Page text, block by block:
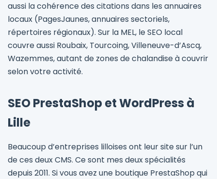
aussi la cohérence des citations dans les annuaires
locaux (PagesJaunes, annuaires sectoriels,
répertoires régionaux). Sur la MEL, le SEO local
couvre aussi Roubaix, Tourcoing, Villeneuve-d’Ascq,
Wazemmes, autant de zones de chalandise à couvrir
selon votre activité.
SEO PrestaShop et WordPress à
Lille
Beaucoup d’entreprises lilloises ont leur site sur l’un
de ces deux CMS. Ce sont mes deux spécialités
depuis 2011. Si vous avez une boutique PrestaShop qui